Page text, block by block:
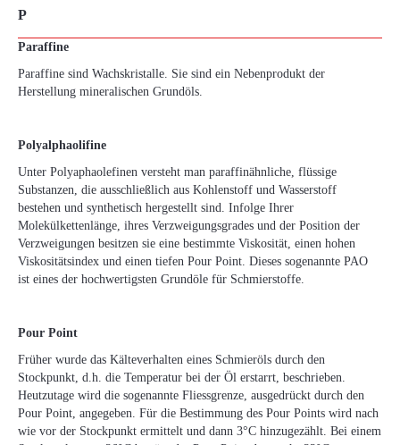
P
Paraffine
Paraffine sind Wachskristalle. Sie sind ein Nebenprodukt der
Herstellung mineralischen Grundöls.
Polyalphaolifine
Unter Polyaphaolefinen versteht man paraffinähnliche, flüssige
Substanzen, die ausschließlich aus Kohlenstoff und Wasserstoff
bestehen und synthetisch hergestellt sind. Infolge Ihrer
Molekülkettenlänge, ihres Verzweigungsgrades und der Position der
Verzweigungen besitzen sie eine bestimmte Viskosität, einen hohen
Viskositätsindex und einen tiefen Pour Point. Dieses sogenannte PAO
ist eines der hochwertigsten Grundöle für Schmierstoffe.
Pour Point
Früher wurde das Kälteverhalten eines Schmieröls durch den
Stockpunkt, d.h. die Temperatur bei der Öl erstarrt, beschrieben.
Heutzutage wird die sogenannte Fliessgrenze, ausgedrückt durch den
Pour Point, angegeben. Für die Bestimmung des Pour Points wird nach
wie vor der Stockpunkt ermittelt und dann 3°C hinzugezählt. Bei einem